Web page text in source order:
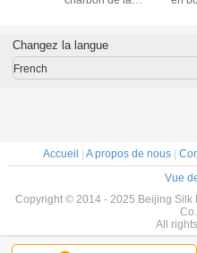
dessiccateur de
sciure de t/h/H
M
Changez la langue
French
Accueil | A propos de nous |
Vue
Copyright © 2014 - 2025 Beijing Silk
All